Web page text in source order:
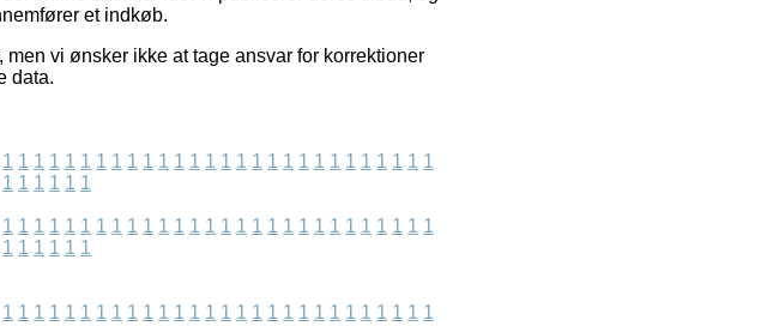
et indkøb.
vi ønsker ikke at tage ansvar for korrektioner
data.
1 1 1 1 1 1 1 1 1 1 1 1 1 1 1 1 1 1 1 1 1 1 1 1 1 1 1 1
1 1 1 1 1 1
1 1 1 1 1 1 1 1 1 1 1 1 1 1 1 1 1 1 1 1 1 1 1 1 1 1 1 1
1 1 1 1 1 1
1 1 1 1 1 1 1 1 1 1 1 1 1 1 1 1 1 1 1 1 1 1 1 1 1 1 1 1